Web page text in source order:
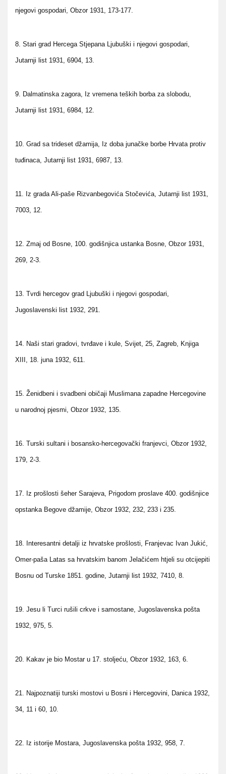
njegovi gospodari, Obzor 1931, 173-177.
8. Stari grad Hercega Stjepana Ljubuški i njegovi gospodari,
Jutarnji list 1931, 6904, 13.
9. Dalmatinska zagora, Iz vremena teških borba za slobodu,
Jutarnji list 1931, 6984, 12.
10. Grad sa trideset džamija, Iz doba junačke borbe Hrvata protiv
tuđinaca, Jutarnji list 1931, 6987, 13.
11. Iz grada Ali-paše Rizvanbegovića Stočevića, Jutarnji list 1931,
7003, 12.
12. Zmaj od Bosne, 100. godišnjica ustanka Bosne, Obzor 1931,
269, 2-3.
13. Tvrdi hercegov grad Ljubuški i njegovi gospodari,
Jugoslavenski list 1932, 291.
14. Naši stari gradovi, tvrđave i kule, Svijet, 25, Zagreb, Knjiga
XIII, 18. juna 1932, 611.
15. Ženidbeni i svadbeni običaji Muslimana zapadne Hercegovine
u narodnoj pjesmi, Obzor 1932, 135.
16. Turski sultani i bosansko-hercegovački franjevci, Obzor 1932,
179, 2-3.
17. Iz prošlosti šeher Sarajeva, Prigodom proslave 400. godišnjice
opstanka Begove džamije, Obzor 1932, 232, 233 i 235.
18. Interesantni detalji iz hrvatske prošlosti, Franjevac Ivan Jukić,
Omer-paša Latas sa hrvatskim banom Jelačićem htjeli su otcijepiti
Bosnu od Turske 1851. godine, Jutarnji list 1932, 7410, 8.
19. Jesu li Turci rušili crkve i samostane, Jugoslavenska pošta
1932, 975, 5.
20. Kakav je bio Mostar u 17. stoljeću, Obzor 1932, 163, 6.
21. Najpoznatiji turski mostovi u Bosni i Hercegovini, Danica 1932,
34, 11 i 60, 10.
22. Iz istorije Mostara, Jugoslavenska pošta 1932, 958, 7.